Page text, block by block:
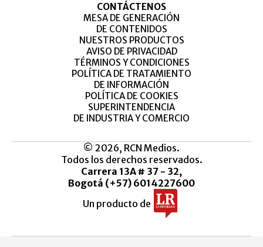
CONTÁCTENOS
MESA DE GENERACIÓN
DE CONTENIDOS
NUESTROS PRODUCTOS
AVISO DE PRIVACIDAD
TÉRMINOS Y CONDICIONES
POLÍTICA DE TRATAMIENTO
DE INFORMACIÓN
POLÍTICA DE COOKIES
SUPERINTENDENCIA
DE INDUSTRIA Y COMERCIO
© 2026, RCN Medios.
Todos los derechos reservados.
Carrera 13A # 37 - 32,
Bogotá (+57) 6014227600
Un producto de